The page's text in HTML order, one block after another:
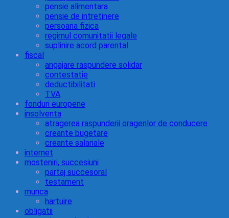
pensie alimentara
pensie de intretinere
persoana fizica
regimul comunitatii legale
suplinire acord parental
fiscal
angajare raspundere solidar
contestatie
deductibilitati
TVA
fonduri europene
insolventa
atragerea raspunderii oragenlor de conducere
creante bugetare
creante salariale
internet
mosteniri, succesiuni
partaj succesoral
testament
munca
hartuire
obligatii